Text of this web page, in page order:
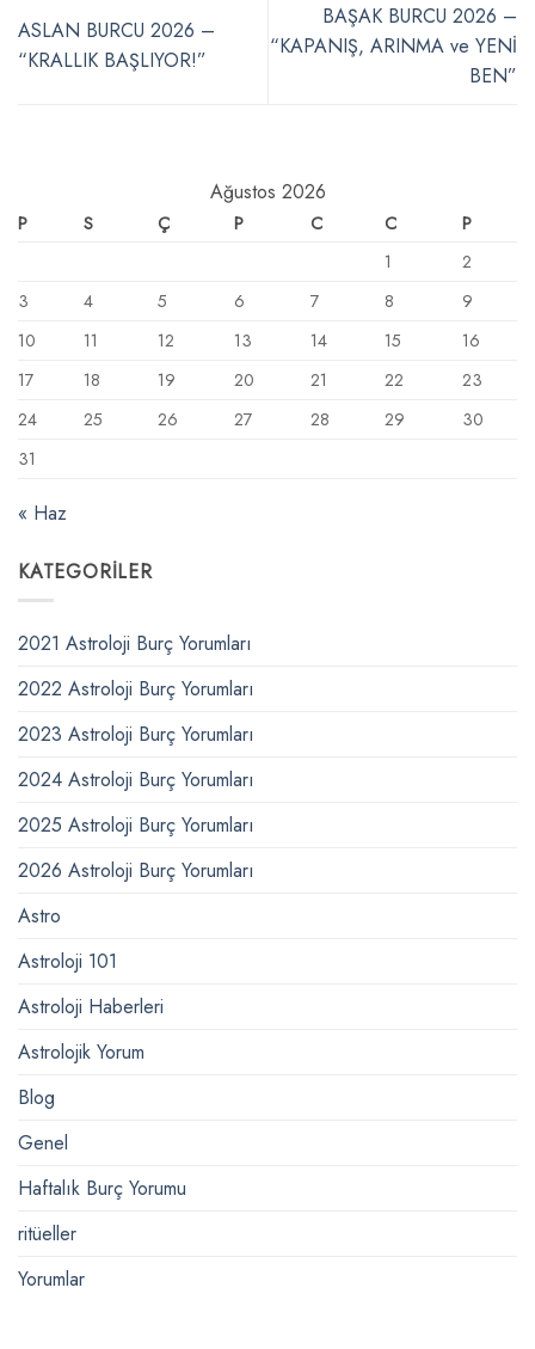
ASLAN BURCU 2026 –
“KRALLIK BAŞLIYOR!”
BAŞAK BURCU 2026 –
“KAPANIŞ, ARINMA ve YENİ
BEN”
Ağustos 2026
P S Ç P C C
P
1
2
3
4 5 6 7 8
9
10
11 12 13 14 15
16
17
18 19 20 21 22
23
24
25 26 27 28 29
30
31
« Haz
KATEGORILER
2021 Astroloji Burç Yorumları
2022 Astroloji Burç Yorumları
2023 Astroloji Burç Yorumları
2024 Astroloji Burç Yorumları
2025 Astroloji Burç Yorumları
2026 Astroloji Burç Yorumları
Astro
Astroloji 101
Astroloji Haberleri
Astrolojik Yorum
Blog
Genel
Haftalık Burç Yorumu
ritüeller
Yorumlar